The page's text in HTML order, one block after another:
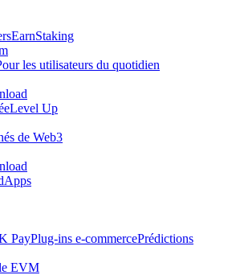
EarnStaking
les utilisateurs du quotidien
Level Up
de Web3
PayPlug-ins e-commercePrédictions
EVM